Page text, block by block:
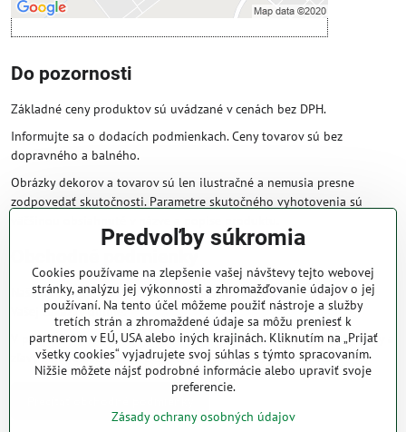
Do pozornosti
Základné ceny produktov sú uvádzané v cenách bez DPH.
Informujte sa o dodacích podmienkach. Ceny tovarov sú bez
dopravného a balného.
Obrázky dekorov a tovarov sú len ilustračné a nemusia presne
zodpovedať skutočnosti. Parametre skutočného vyhotovenia sú
Obchodné podmienky
Naše obchodné podmienky zaručujú bezproblémové spracovanie
Vašej zakázky online.
V prípade, že máte s nami už dojednané obchodné podmienky, ceny a
zľavy z minulosti, platia tie, ktoré sú pre Vás výhodnejšie.
Predvoľby súkromia
Cookies používame na zlepšenie vašej návštevy tejto webovej
stránky, analýzu jej výkonnosti a zhromažďovanie údajov o jej
používaní. Na tento účel môžeme použiť nástroje a služby
tretích strán a zhromaždené údaje sa môžu preniesť k
partnerom v EÚ, USA alebo iných krajinách. Kliknutím na „Prijať
všetky cookies“ vyjadrujete svoj súhlas s týmto spracovaním.
Nižšie môžete nájsť podrobné informácie alebo upraviť svoje
preferencie.
Zásady ochrany osobných údajov